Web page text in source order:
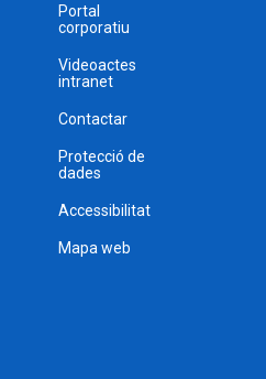
Portal
corporatiu
Videoactes
intranet
Contactar
Protecció de
dades
Accessibilitat
Mapa web